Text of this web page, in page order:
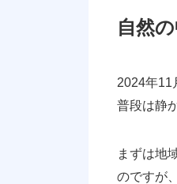
自然
2024年11
普段は静
まずは地
のですが